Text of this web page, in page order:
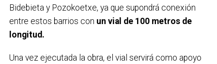
Bidebieta y Pozokoetxe, ya que supondrá conexión
entre estos barrios con un vial de 100 metros de
longitud.
Una vez ejecutada la obra, el vial servirá como apoyo